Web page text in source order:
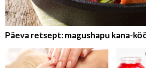
Päeva retsept: magushapu kana-